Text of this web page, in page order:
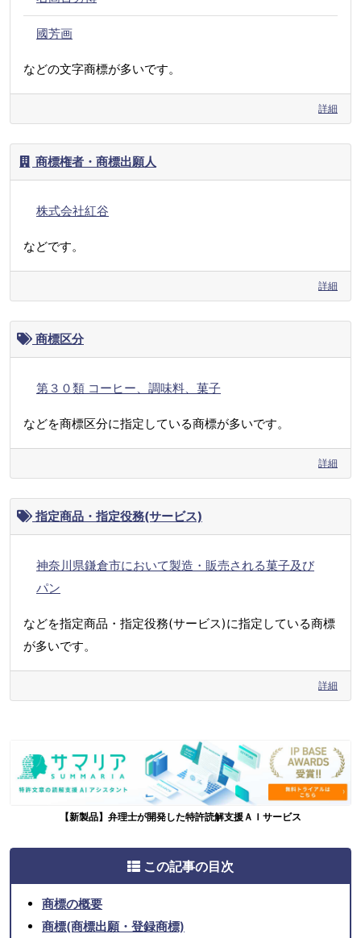
國芳画
などの文字商標が多いです。
詳細
商標権者・商標出願人
株式会社紅谷
などです。
詳細
商標区分
第３０類 コーヒー、調味料、菓子
などを商標区分に指定している商標が多いです。
詳細
指定商品・指定役務(サービス)
神奈川県鎌倉市において製造・販売される菓子及び
パン
などを指定商品・指定役務(サービス)に指定している商標
が多いです。
詳細
【新製品】弁理士が開発した特許読解支援ＡＩサービス
この記事の目次
商標の概要
商標(商標出願・登録商標)